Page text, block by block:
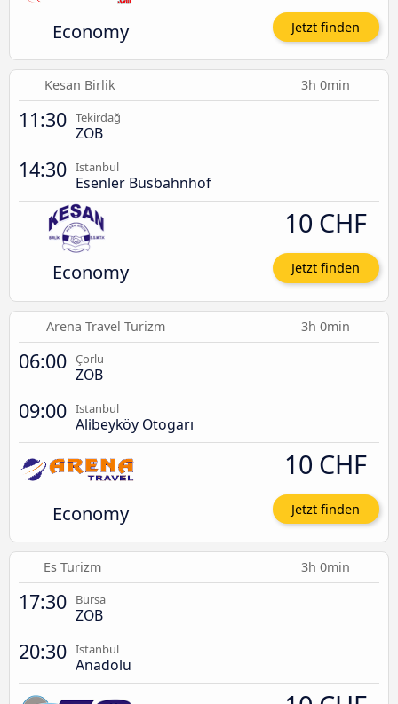
Economy Jetzt finden
Kesan Birlik 3h 0min
11:30 Tekirdağ
ZOB
14:30 Istanbul
Esenler Busbahnhof
Economy
10 CHF
Jetzt finden
Arena Travel Turizm 3h 0min
06:00 Çorlu
ZOB
09:00 Istanbul
Alibeyköy Otogarı
Economy
10 CHF
Jetzt finden
Es Turizm 3h 0min
17:30 Bursa
ZOB
20:30 Istanbul
Anadolu